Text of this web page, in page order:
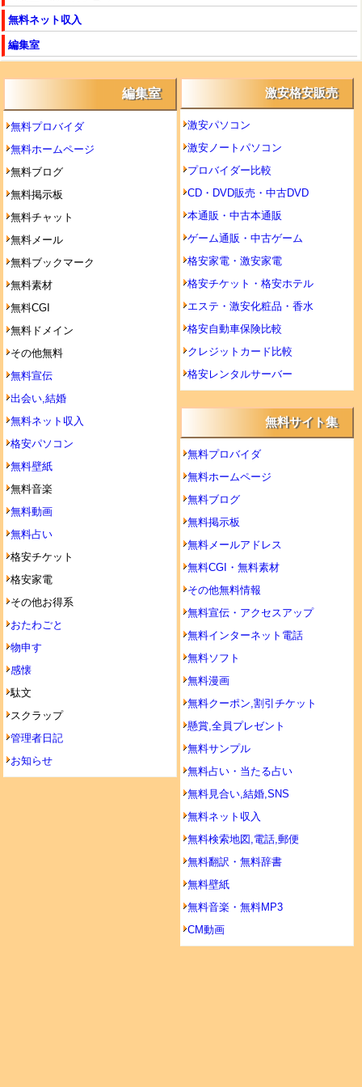
無料ネット収入
編集室
編集室
無料プロバイダ
無料ホームページ
無料ブログ
無料掲示板
無料チャット
無料メール
無料ブックマーク
無料素材
無料CGI
無料ドメイン
その他無料
無料宣伝
出会い,結婚
無料ネット収入
格安パソコン
無料壁紙
無料音楽
無料動画
無料占い
格安チケット
格安家電
その他お得系
おたわごと
物申す
感懐
駄文
スクラップ
管理者日記
お知らせ
激安格安販売
激安パソコン
激安ノートパソコン
プロバイダー比較
CD・DVD販売・中古DVD
本通販・中古本通販
ゲーム通販・中古ゲーム
格安家電・激安家電
格安チケット・格安ホテル
エステ・激安化粧品・香水
格安自動車保険比較
クレジットカード比較
格安レンタルサーバー
無料サイト集
無料プロバイダ
無料ホームページ
無料ブログ
無料掲示板
無料メールアドレス
無料CGI・無料素材
その他無料情報
無料宣伝・アクセスアップ
無料インターネット電話
無料ソフト
無料漫画
無料クーポン,割引チケット
懸賞,全員プレゼント
無料サンプル
無料占い・当たる占い
無料見合い,結婚,SNS
無料ネット収入
無料検索地図,電話,郵便
無料翻訳・無料辞書
無料壁紙
無料音楽・無料MP3
CM動画